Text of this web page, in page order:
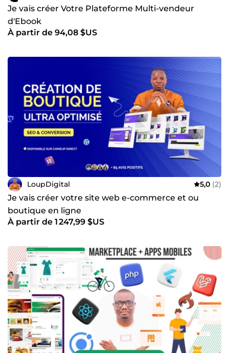
Je vais créer Votre Plateforme Multi-vendeur
d'Ebook
À partir de 94,08 $US
LoupDigital 5,0 (2)
Je vais créer votre site web e-commerce et ou
boutique en ligne
À partir de 1 247,99 $US